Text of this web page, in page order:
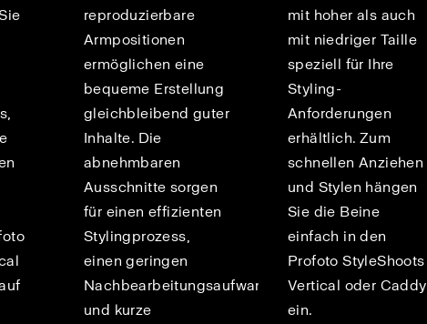
reproduzierbare
Armpositionen
ermöglichen eine
bequeme Erstellung
gleichbleibend guter
Inhalte. Die
abnehmbaren
Ausschnitte sorgen
für einen effizienten
Stylingprozess,
einen geringen
Nachbearbeitungsaufwand
und kurze
mit hoher als auch
mit niedriger Taille
speziell für Ihre
Styling-
Anforderungen
erhältlich. Zum
schnellen Anziehen
und Stylen hängen
Sie die Beine
einfach in den
Profoto StyleShoots
Vertical oder Caddy
ein.